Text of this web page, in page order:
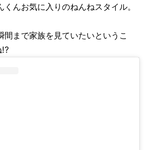
んお気に入りのねんねスタイル。
間まで家族を見ていたいというこ